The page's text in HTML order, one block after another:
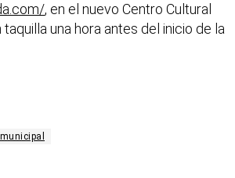
, en el nuevo Centro Cultural
taquilla una hora antes del inicio de la